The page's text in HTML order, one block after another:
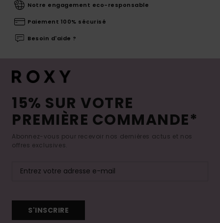
Notre engagement eco-responsable
Paiement 100% sécurisé
Besoin d'aide ?
15% SUR VOTRE
PREMIÈRE COMMANDE*
Abonnez-vous pour recevoir nos dernières actus et nos
offres exclusives.
S'INSCRIRE